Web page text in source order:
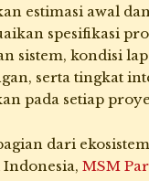
estimasi awal
spesifikasi
sistem, kondisi
serta tingkat
pada setiap
dari
MSM